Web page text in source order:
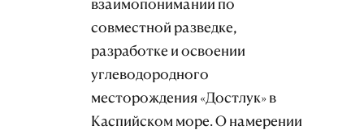
взаимопонимании по
совместной разведке,
разработке и освоении
углеводородного
месторождения «Достлук» в
Каспийском море. О намерении